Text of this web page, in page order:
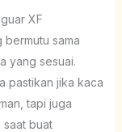
XF
sama
yang sesuai.
pastikan jika kaca
tapi juga
saat buat